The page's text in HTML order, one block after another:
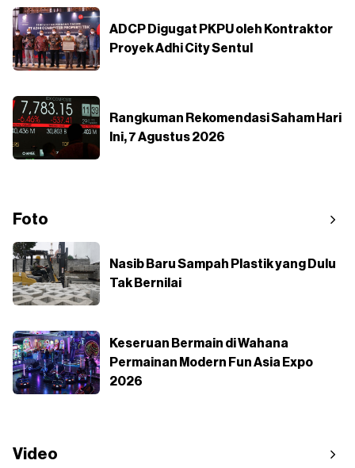
ADCP Digugat PKPU oleh Kontraktor
Proyek Adhi City Sentul
Rangkuman Rekomendasi Saham Hari
Ini, 7 Agustus 2026
Foto
Nasib Baru Sampah Plastik yang Dulu
Tak Bernilai
Keseruan Bermain di Wahana
Permainan Modern Fun Asia Expo
2026
Video